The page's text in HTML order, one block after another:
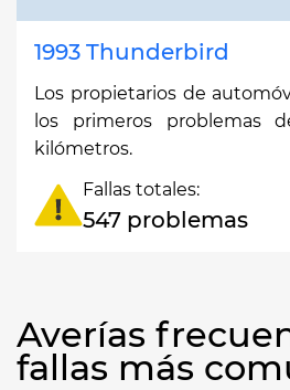
1993 Thunderbird
Los propietarios de
los primeros problemas
kilómetros.
Fallas totales:
547 problemas
Averías
fallas más